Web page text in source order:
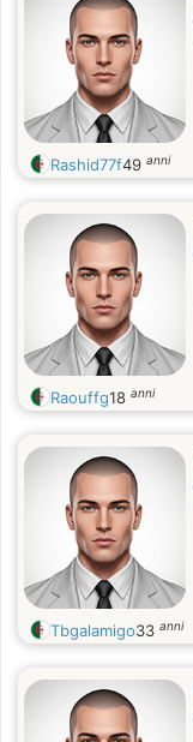
Rashid77f49 anni
Raouffg18 anni
Tbgalamigo33 anni